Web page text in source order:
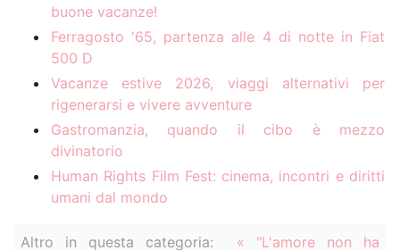
buone vacanze!
Ferragosto '65, partenza alle 4 di notte in Fiat
500 D
Vacanze estive 2026, viaggi alternativi per
rigenerarsi e vivere avventure
Gastromanzia, quando il cibo è mezzo
divinatorio
Human Rights Film Fest: cinema, incontri e diritti
umani dal mondo
Altro in questa categoria: « "L'amore non ha